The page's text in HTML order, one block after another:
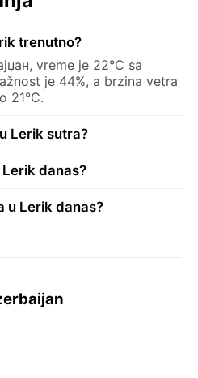
trenutno?
vreme je 22°C sa
je 44%, a brzina vetra
21°C.
Lerik sutra?
danas?
u Lerik danas?